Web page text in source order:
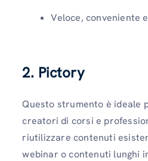
Veloce, conveniente
2. Pictory
Questo strumento è ideale
creatori di corsi e
riutilizzare contenuti
webinar o contenuti lunghi